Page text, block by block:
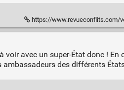
https://www.revueconflits.com/
avec un super-État donc ! En
des différents